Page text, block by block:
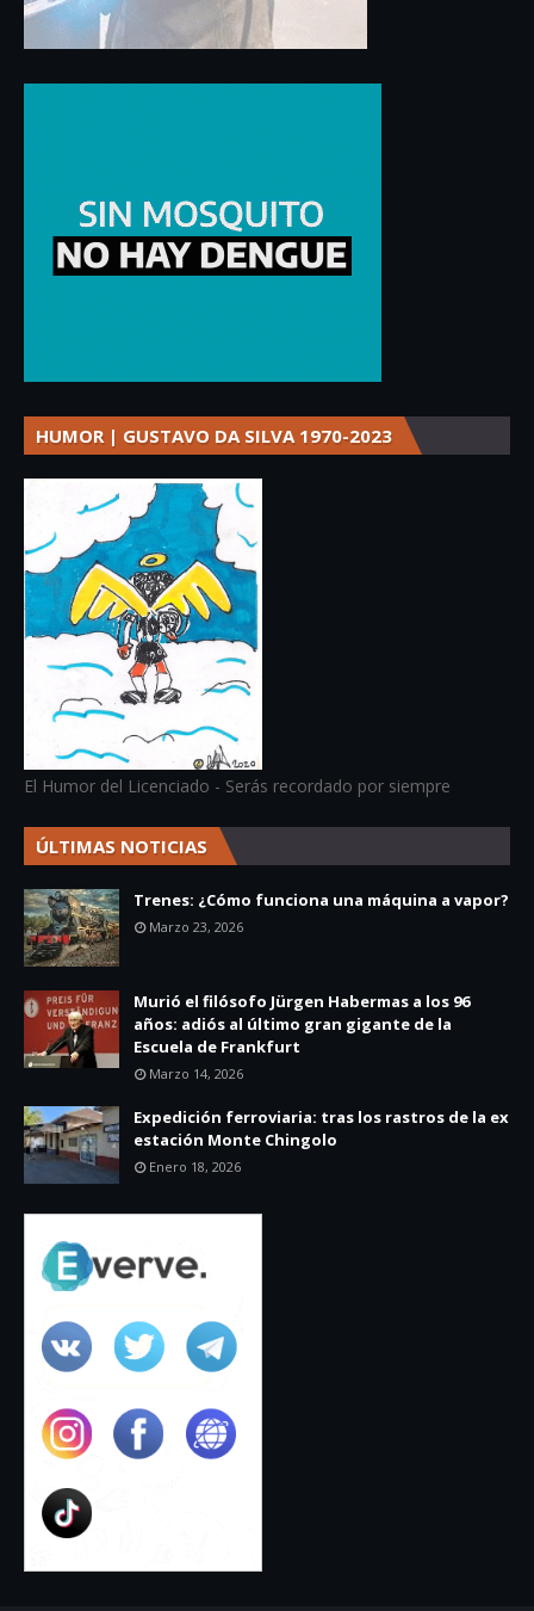
HUMOR | GUSTAVO DA SILVA 1970-2023
El Humor del Licenciado - Serás recordado por siempre
ÚLTIMAS NOTICIAS
Trenes: ¿Cómo funciona una máquina a vapor?
Marzo 23, 2026
Murió el filósofo Jürgen Habermas a los 96
años: adiós al último gran gigante de la
Escuela de Frankfurt
Marzo 14, 2026
Expedición ferroviaria: tras los rastros de la ex
estación Monte Chingolo
Enero 18, 2026